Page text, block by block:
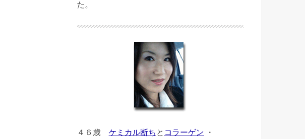
た。
４６歳 ケミカル断ち と コラーゲン ・